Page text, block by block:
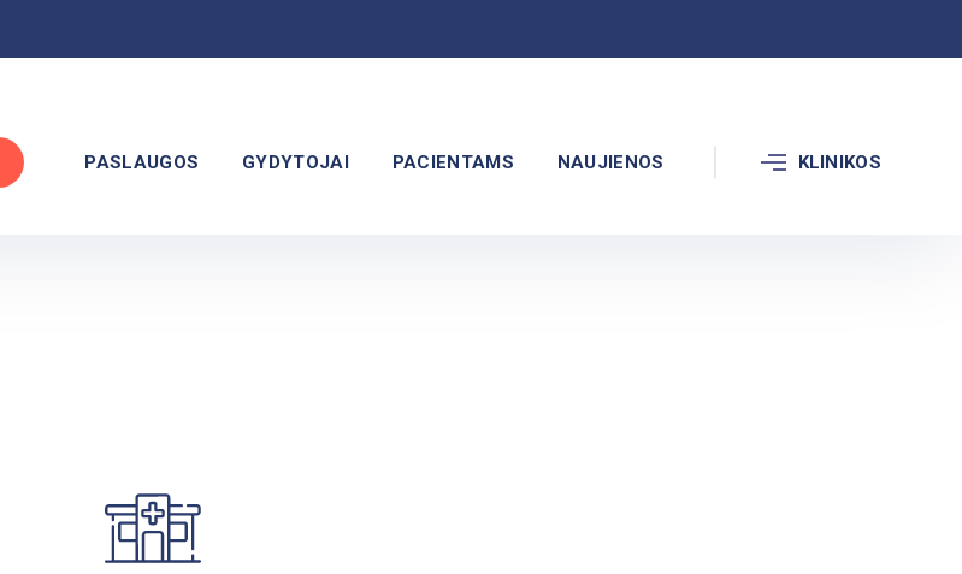
PASLAUGOS GYDYTOJAI PACIENTAMS NAUJIENOS KLINIKOS